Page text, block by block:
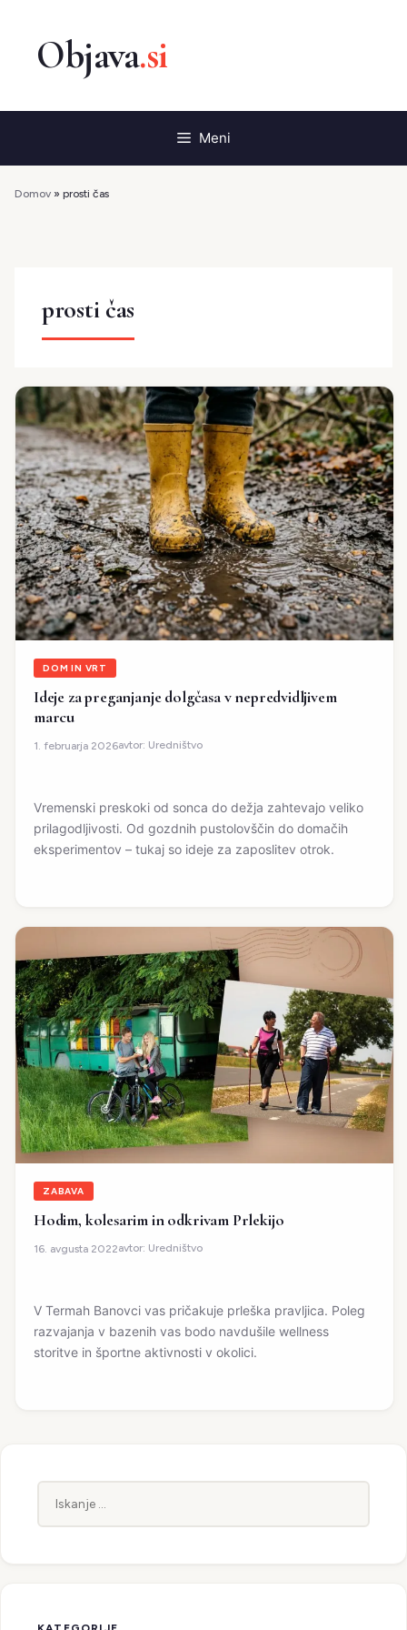
vsebino
Meni
Domov » prosti čas
prosti čas
DOM IN VRT
Ideje za preganjanje dolgčasa v nepredvidljivem
marcu
1. februarja 2026avtor: Uredništvo
Vremenski preskoki od sonca do dežja zahtevajo veliko
prilagodljivosti. Od gozdnih pustolovščin do domačih
eksperimentov – tukaj so ideje za zaposlitev otrok.
ZABAVA
Hodim, kolesarim in odkrivam Prlekijo
16. avgusta 2022avtor: Uredništvo
V Termah Banovci vas pričakuje prleška pravljica. Poleg
razvajanja v bazenih vas bodo navdušile wellness
storitve in športne aktivnosti v okolici.